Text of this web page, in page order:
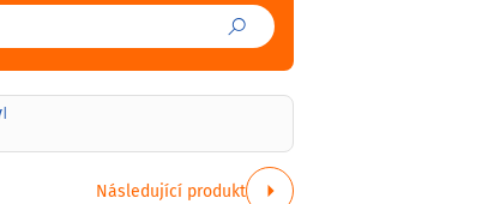
|
Následující produkt